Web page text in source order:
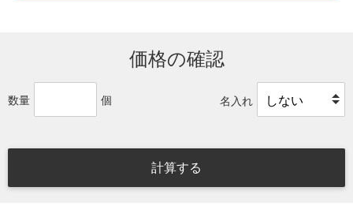
価格の確認
数量 個 名入れ
計算する